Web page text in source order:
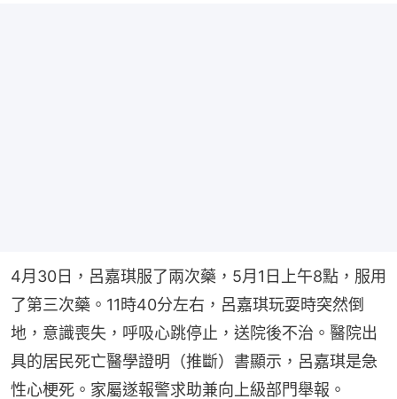
4月30日，呂嘉琪服了兩次藥，5月1日上午8點，服用
了第三次藥。11時40分左右，呂嘉琪玩耍時突然倒
地，意識喪失，呼吸心跳停止，送院後不治。醫院出
具的居民死亡醫學證明（推斷）書顯示，呂嘉琪是急
性心梗死。家屬遂報警求助兼向上級部門舉報。